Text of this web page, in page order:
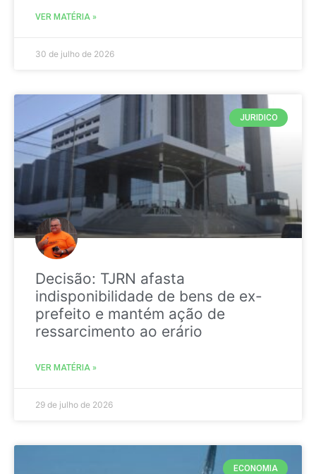
VER MATÉRIA »
30 de julho de 2026
JURIDICO
Decisão: TJRN afasta
indisponibilidade de bens de ex-
prefeito e mantém ação de
ressarcimento ao erário
VER MATÉRIA »
29 de julho de 2026
ECONOMIA